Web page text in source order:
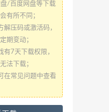
/百度网盘等下载
有所不同；
压码或激活码，
期变动；
7天下载权限，
法下载；
在常见问题中查看